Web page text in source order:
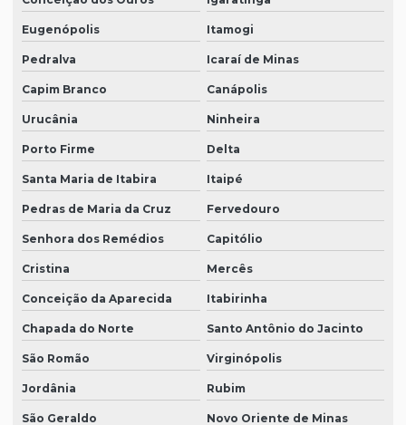
Eugenópolis Itamogi
Pedralva Icaraí de Minas
Capim Branco Canápolis
Urucânia Ninheira
Porto Firme Delta
Santa Maria de Itabira Itaipé
Pedras de Maria da Cruz Fervedouro
Senhora dos Remédios Capitólio
Cristina Mercês
Conceição da Aparecida Itabirinha
Chapada do Norte Santo Antônio do Jacinto
São Romão Virginópolis
Jordânia Rubim
São Geraldo Novo Oriente de Minas